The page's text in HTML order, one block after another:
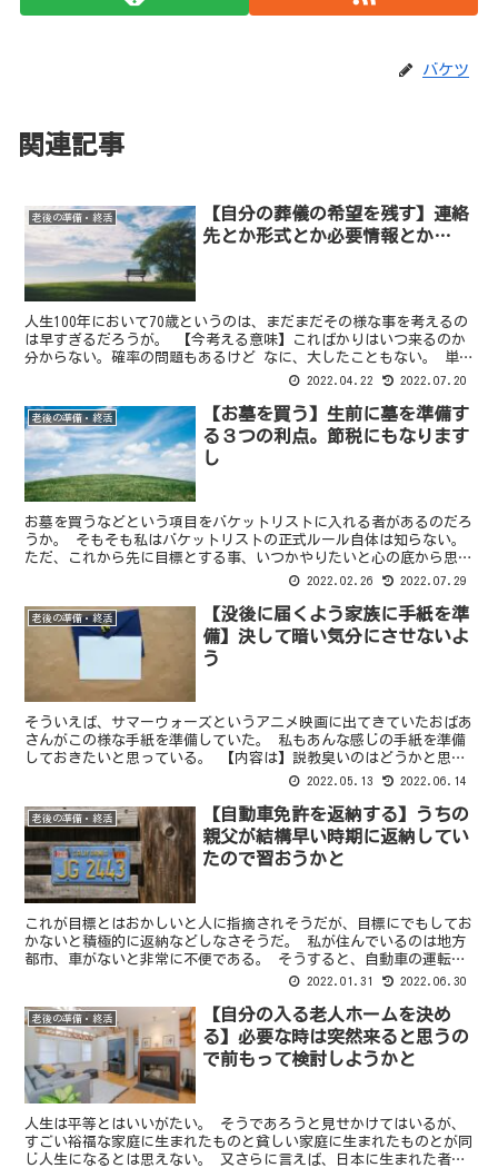
バケツ
関連記事
老後の準備・終活
【自分の葬儀の希望を残す】連絡
先とか形式とか必要情報とか…
人生100年において70歳というのは、まだまだその様な事を考えるの
は早すぎるだろうが。 【今考える意味】こればかりはいつ来るのか
分からない。確率の問題もあるけど なに、大したこともない。 単
純に、自分に何かあれば、これこれには連絡をしてくだ...
2022.04.22 2022.07.20
老後の準備・終活
【お墓を買う】生前に墓を準備す
る３つの利点。節税にもなります
し
お墓を買うなどという項目をバケットリストに入れる者があるのだろ
うか。 そもそも私はバケットリストの正式ルール自体は知らない。
ただ、これから先に目標とする事、いつかやりたいと心の底から思う
物、やらなければならない事を淡々と並びたてているだけ...
2022.02.26 2022.07.29
老後の準備・終活
【没後に届くよう家族に手紙を準
備】決して暗い気分にさせないよ
う
そういえば、サマーウォーズというアニメ映画に出てきていたおばあ
さんがこの様な手紙を準備していた。 私もあんな感じの手紙を準備
しておきたいと思っている。 【内容は】説教臭いのはどうかと思
う。貰った方は反論できない訳だし 出来れば出来るだけポ...
2022.05.13 2022.06.14
老後の準備・終活
【自動車免許を返納する】うちの
親父が結構早い時期に返納してい
たので習おうかと
これが目標とはおかしいと人に指摘されそうだが、目標にでもしてお
かないと積極的に返納などしなさそうだ。 私が住んでいるのは地方
都市、車がないと非常に不便である。 そうすると、自動車の運転が
出来なくなる事には逡巡する事が予想される。 おまけにも...
2022.01.31 2022.06.30
老後の準備・終活
【自分の入る老人ホームを決め
る】必要な時は突然来ると思うの
で前もって検討しようかと
人生は平等とはいいがたい。 そうであろうと見せかけてはいるが、
すごい裕福な家庭に生まれたものと貧しい家庭に生まれたものとが同
じ人生になるとは思えない。 又さらに言えば、日本に生まれた者、